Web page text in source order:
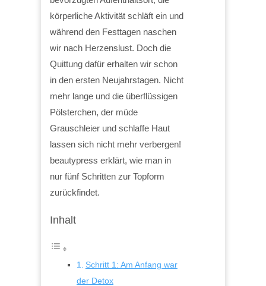
körperliche Aktivität schläft ein und
während den Festtagen naschen
wir nach Herzenslust. Doch die
Quittung dafür erhalten wir schon
in den ersten Neujahrstagen. Nicht
mehr lange und die überflüssigen
Pölsterchen, der müde
Grauschleier und schlaffe Haut
lassen sich nicht mehr verbergen!
beautypress erklärt, wie man in
nur fünf Schritten zur Topform
zurückfindet.
Inhalt
Schritt 1: Am Anfang war
der Detox